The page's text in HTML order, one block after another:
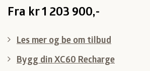
Fra kr 1 203 900,-
Les mer og be om tilbud
Bygg din XC60 Recharge